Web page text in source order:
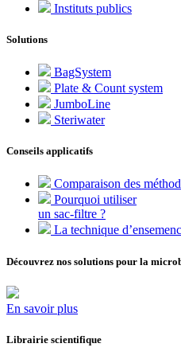
Instituts publics
Solutions
BagSystem
Plate & Count system
JumboLine
Steriwater
Conseils applicatifs
Comparaison des
Pourquoi utiliser
un sac-filtre ?
La technique
Découvrez nos solutions pour la
En savoir plus
Librairie scientifique